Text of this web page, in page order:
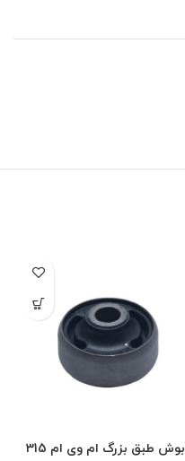
بوش طبق بزرگ ام وی ام 315